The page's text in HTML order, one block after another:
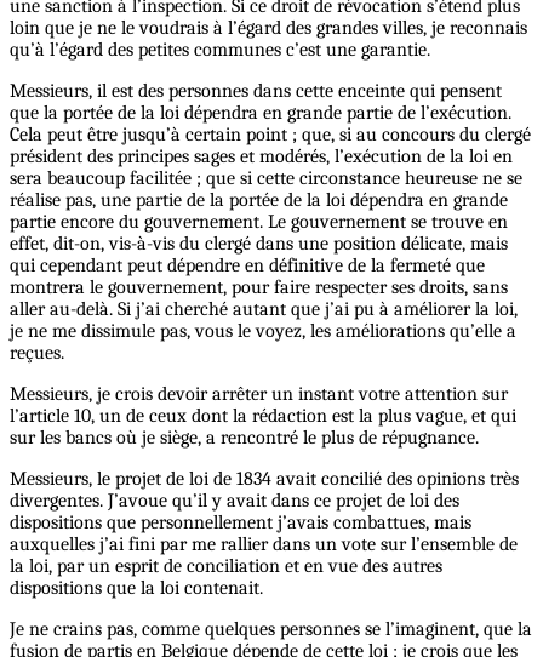
une sanction à l’inspection. Si ce droit de révocation s’étend plus
loin que je ne le voudrais à l’égard des grandes villes, je reconnais
qu’à l’égard des petites communes c’est une garantie.
Messieurs, il est des personnes dans cette enceinte qui pensent
que la portée de la loi dépendra en grande partie de l’exécution.
Cela peut être jusqu’à certain point ; que, si au concours du clergé
président des principes sages et modérés, l’exécution de la loi en
sera beaucoup facilitée ; que si cette circonstance heureuse ne se
réalise pas, une partie de la portée de la loi dépendra en grande
partie encore du gouvernement. Le gouvernement se trouve en
effet, dit-on, vis-à-vis du clergé dans une position délicate, mais
qui cependant peut dépendre en définitive de la fermeté que
montrera le gouvernement, pour faire respecter ses droits, sans
aller au-delà. Si j’ai cherché autant que j’ai pu à améliorer la loi,
je ne me dissimule pas, vous le voyez, les améliorations qu’elle a
reçues.
Messieurs, je crois devoir arrêter un instant votre attention sur
l’article 10, un de ceux dont la rédaction est la plus vague, et qui
sur les bancs où je siège, a rencontré le plus de répugnance.
Messieurs, le projet de loi de 1834 avait concilié des opinions très
divergentes. J’avoue qu’il y avait dans ce projet de loi des
dispositions que personnellement j’avais combattues, mais
auxquelles j’ai fini par me rallier dans un vote sur l’ensemble de
la loi, par un esprit de conciliation et en vue des autres
dispositions que la loi contenait.
Je ne crains pas, comme quelques personnes se l’imaginent, que la
fusion de partis en Belgique dépende de cette loi ; je crois que les